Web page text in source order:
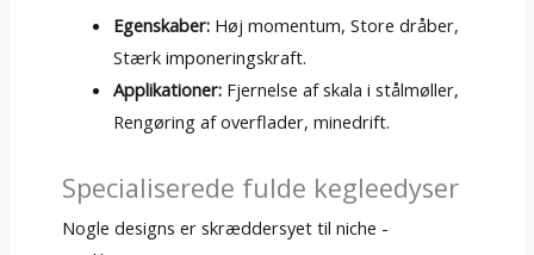
Egenskaber: Høj momentum, Store dråber,
Stærk imponeringskraft.
Applikationer: Fjernelse af skala i stålmøller,
Rengøring af overflader, minedrift.
Specialiserede fulde kegleedyser
Nogle designs er skræddersyet til niche -